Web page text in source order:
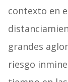
contexto en
grandes
riesgo